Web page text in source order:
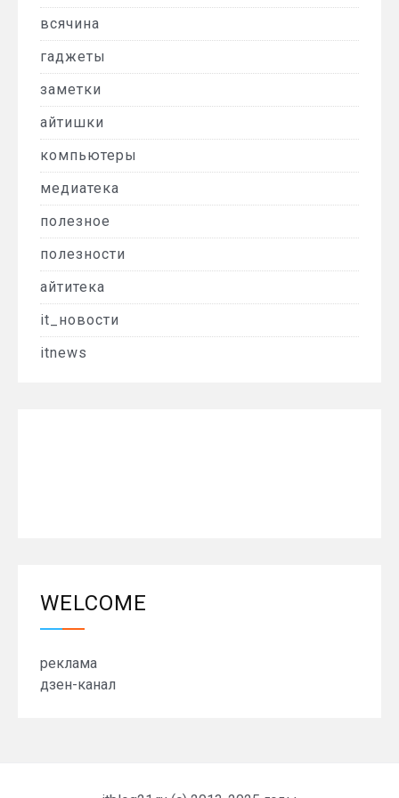
всячина
гаджеты
заметки
айтишки
компьютеры
медиатека
полезное
полезности
айтитека
it_новости
itnews
WELCOME
реклама
дзен-канал